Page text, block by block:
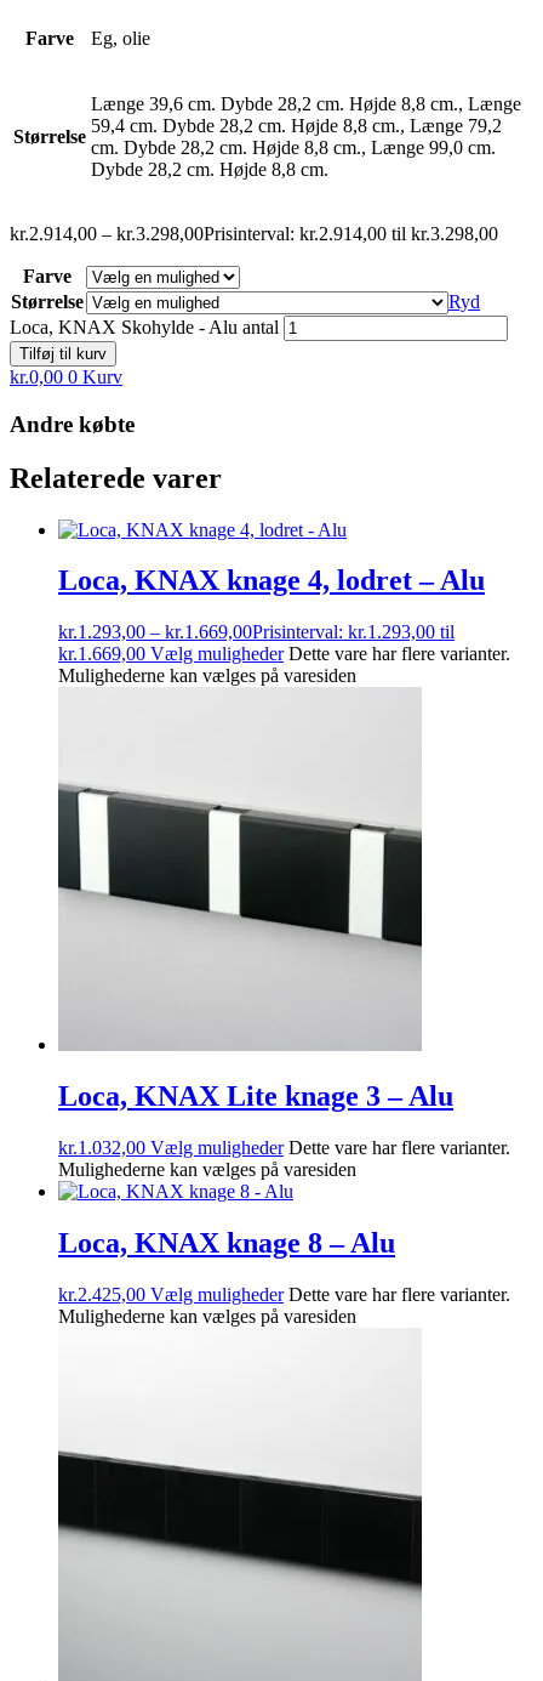
Farve Eg, olie
Størrelse
Længe 39,6 cm. Dybde 28,2 cm. Højde 8,8 cm., Længe
59,4 cm. Dybde 28,2 cm. Højde 8,8 cm., Længe 79,2
cm. Dybde 28,2 cm. Højde 8,8 cm., Længe 99,0 cm.
Dybde 28,2 cm. Højde 8,8 cm.
kr.2.914,00 – kr.3.298,00Prisinterval: kr.2.914,00 til kr.3.298,00
Farve
Størrelse
Ryd
Loca, KNAX Skohylde - Alu antal
Tilføj til kurv
kr.0,00 0 Kurv
Andre købte
Relaterede varer
Loca, KNAX knage 4, lodret – Alu
kr.1.293,00 – kr.1.669,00Prisinterval: kr.1.293,00 til
kr.1.669,00 Vælg muligheder Dette vare har flere varianter.
Mulighederne kan vælges på varesiden
Loca, KNAX Lite knage 3 – Alu
kr.1.032,00 Vælg muligheder Dette vare har flere varianter.
Mulighederne kan vælges på varesiden
Loca, KNAX knage 8 – Alu
kr.2.425,00 Vælg muligheder Dette vare har flere varianter.
Mulighederne kan vælges på varesiden